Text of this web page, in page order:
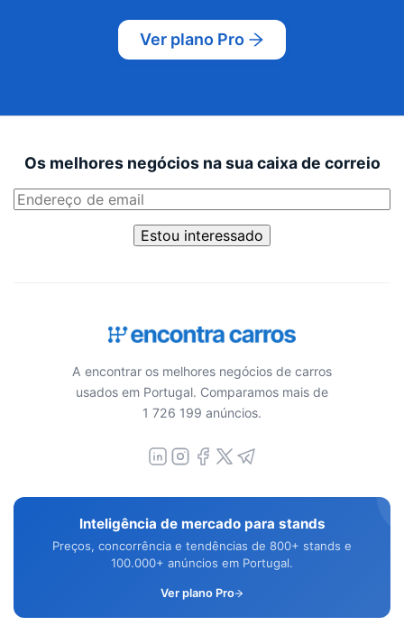
Ver plano Pro
Os melhores negócios na sua caixa de correio
Estou interessado
A encontrar os melhores negócios de carros
usados em Portugal. Comparamos mais de
1 726 199 anúncios.
Inteligência de mercado para stands
Preços, concorrência e tendências de 800+ stands e
100.000+ anúncios em Portugal.
Ver plano Pro